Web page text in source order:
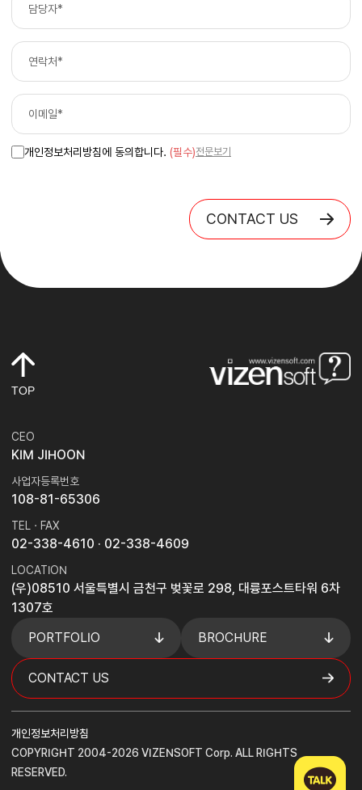
개인정보처리방침에 동의합니다. (필수)전문보기
CONTACT US
TOP
CEO
KIM JIHOON
사업자등록번호
108-81-65306
TEL · FAX
02-338-4610 · 02-338-4609
LOCATION
(우)08510 서울특별시 금천구 벚꽃로 298, 대륭포스트타워 6차
1307호
PORTFOLIO
BROCHURE
CONTACT US
개인정보처리방침
COPYRIGHT 2004-2026 VIZENSOFT Corp. ALL RIGHTS
RESERVED.